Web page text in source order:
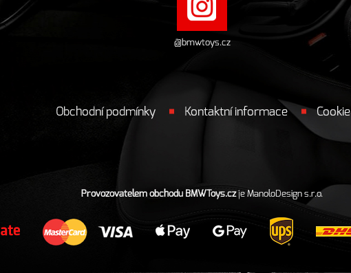
@bmwtoys.cz
Obchodní podmínky Kontaktní informace Cookie
Provozovatelem obchodu BMWToys.czjeManoloDesign s.r.o.